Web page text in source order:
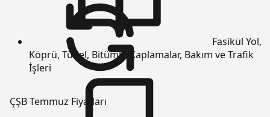
ÇŞB Temmuz Fiyatları
Fasikül Yol,
Köprü, Tünel, Bitümlü Kaplamalar, Bakım ve Trafik
İşleri